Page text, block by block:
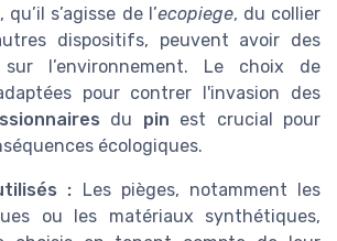
s’agisse de l’ecopiege, du collier
dispositifs, peuvent avoir des
l’environnement. Le choix de
pour contrer l'invasion des
du pin est crucial pour
écologiques.
: Les pièges, notamment les
ou les matériaux synthétiques,